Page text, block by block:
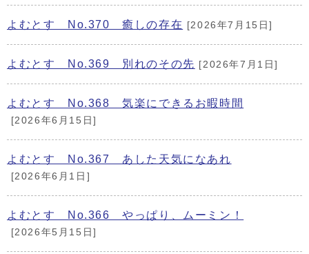
よむとす No.370 癒しの存在 [2026年7月15日]
よむとす No.369 別れのその先 [2026年7月1日]
よむとす No.368 気楽にできるお暇時間
[2026年6月15日]
よむとす No.367 あした天気になあれ
[2026年6月1日]
よむとす No.366 やっぱり、ムーミン！
[2026年5月15日]